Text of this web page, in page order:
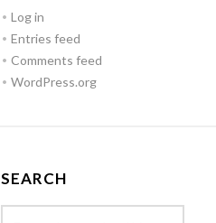
Log in
Entries feed
Comments feed
WordPress.org
SEARCH